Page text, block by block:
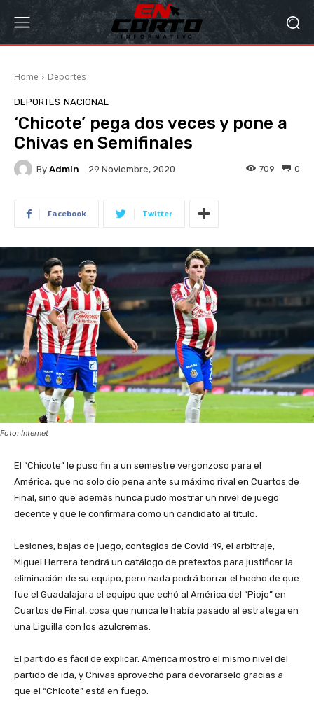
Home Deportes
DEPORTES NACIONAL
‘Chicote’ pega dos veces y pone a
Chivas en Semifinales
By Admin 29 Noviembre, 2020 0
709
Facebook Twitter
Foto: Internet
El “Chicote” le puso fin a un semestre vergonzoso para el
América, que no solo dio pena ante su máximo rival en Cuartos de
Final, sino que además nunca pudo mostrar un nivel de juego
decente y que le confirmara como un candidato al título.
Lesiones, bajas de juego, contagios de Covid-19, el arbitraje,
Miguel Herrera tendrá un catálogo de pretextos para justificar la
eliminación de su equipo, pero nada podrá borrar el hecho de que
fue el Guadalajara el equipo que echó al América del “Piojo” en
Cuartos de Final, cosa que nunca le había pasado al estratega en
una Liguilla con los azulcremas.
El partido es fácil de explicar. América mostró el mismo nivel del
partido de ida, y Chivas aprovechó para devorárselo gracias a
que el “Chicote” está en fuego.